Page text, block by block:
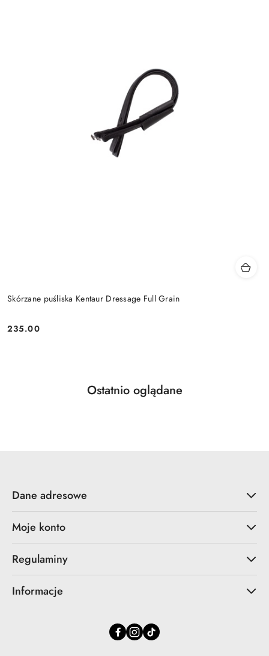
Skórzane puśliska Kentaur Dressage Full Grain
Cena:
235.00
Pomiń karuzelę produktów
Produkty
Ostatnio oglądane
Dane adresowe
Moje konto
Regulaminy
Informacje